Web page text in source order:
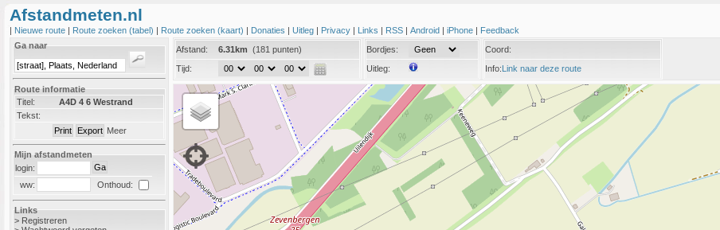
Afstandmeten.nl
| Nieuwe route | Route zoeken (tabel) | Route zoeken (kaart) | Donaties | Uitleg | Privacy | Links | RSS | Android | iPhone | Feedback
Ga naar
Route informatie
Titel:
A4D 4 6 Westrand
Tekst:
Meer
Mijn afstandmeten
login:
ww:
Onthoud:
Links
> Registreren
Afstand: 6.31km
(181 punten)
Tijd:
Bordjes:
Uitleg:
Coord:
Info:Link naar deze route